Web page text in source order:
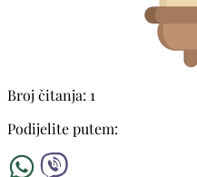
Broj čitanja: 1
Podijelite putem: